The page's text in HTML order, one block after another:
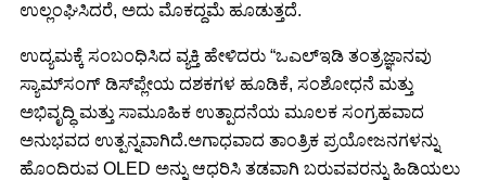
ಉಲ್ಲಂಘಿಸಿದರೆ, ಅದು ಮೊಕದ್ದಮೆ ಹೂಡುತ್ತದೆ.
ಉದ್ಯಮಕ್ಕೆ ಸಂಬಂಧಿಸಿದ ವ್ಯಕ್ತಿ ಹೇಳಿದರು “ಒಎಲ್ಇಡಿ ತಂತ್ರಜ್ಞಾನವು
ಸ್ಯಾಮ್‌ಸಂಗ್ ಡಿಸ್‌ಪ್ಲೇಯ ದಶಕಗಳ ಹೂಡಿಕೆ, ಸಂಶೋಧನೆ ಮತ್ತು
ಅಭಿವೃದ್ಧಿ ಮತ್ತು ಸಾಮೂಹಿಕ ಉತ್ಪಾದನೆಯ ಮೂಲಕ ಸಂಗ್ರಹವಾದ
ಅನುಭವದ ಉತ್ಪನ್ನವಾಗಿದೆ.ಅಗಾಧವಾದ ತಾಂತ್ರಿಕ ಪ್ರಯೋಜನಗಳನ್ನು
ಹೊಂದಿರುವ OLED ಅನ್ನು ಆಧರಿಸಿ ತಡವಾಗಿ ಬರುವವರನ್ನು ಹಿಡಿಯಲು